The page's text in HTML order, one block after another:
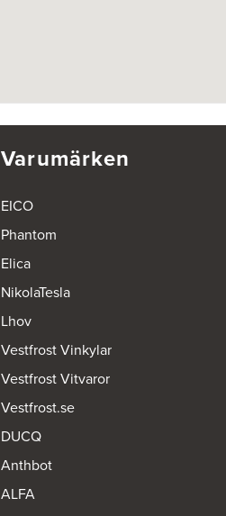
Varumärken
EICO
Phantom
Elica
NikolaTesla
Lhov
Vestfrost Vinkylar
Vestfrost Vitvaror
Vestfrost.se
DUCQ
Anthbot
ALFA